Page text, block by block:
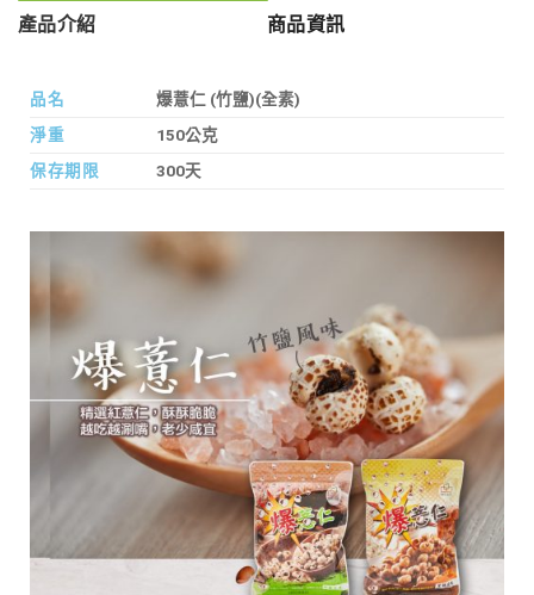
產品介紹 商品資訊
品名
爆薏仁 (竹鹽)(全素)
淨重
150公克
保存期限
300天